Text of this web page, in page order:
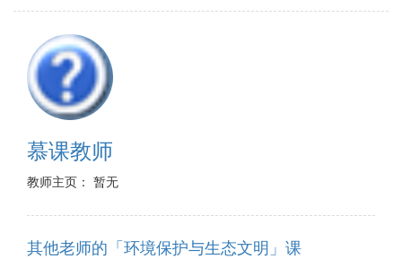
慕课教师
教师主页： 暂无
其他老师的「环境保护与生态文明」课